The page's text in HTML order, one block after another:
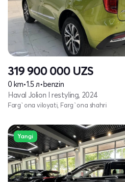
319 900 000 UZS
0 km•1.5 л•benzin
Haval Jolion I restyling, 2024
Farg`ona viloyati, Farg`ona shahri
Yangi